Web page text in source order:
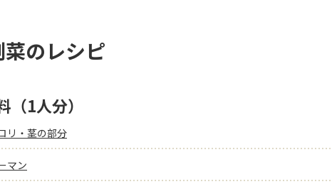
菜のレシピ
（1人分）
リ・茎の部分
マン